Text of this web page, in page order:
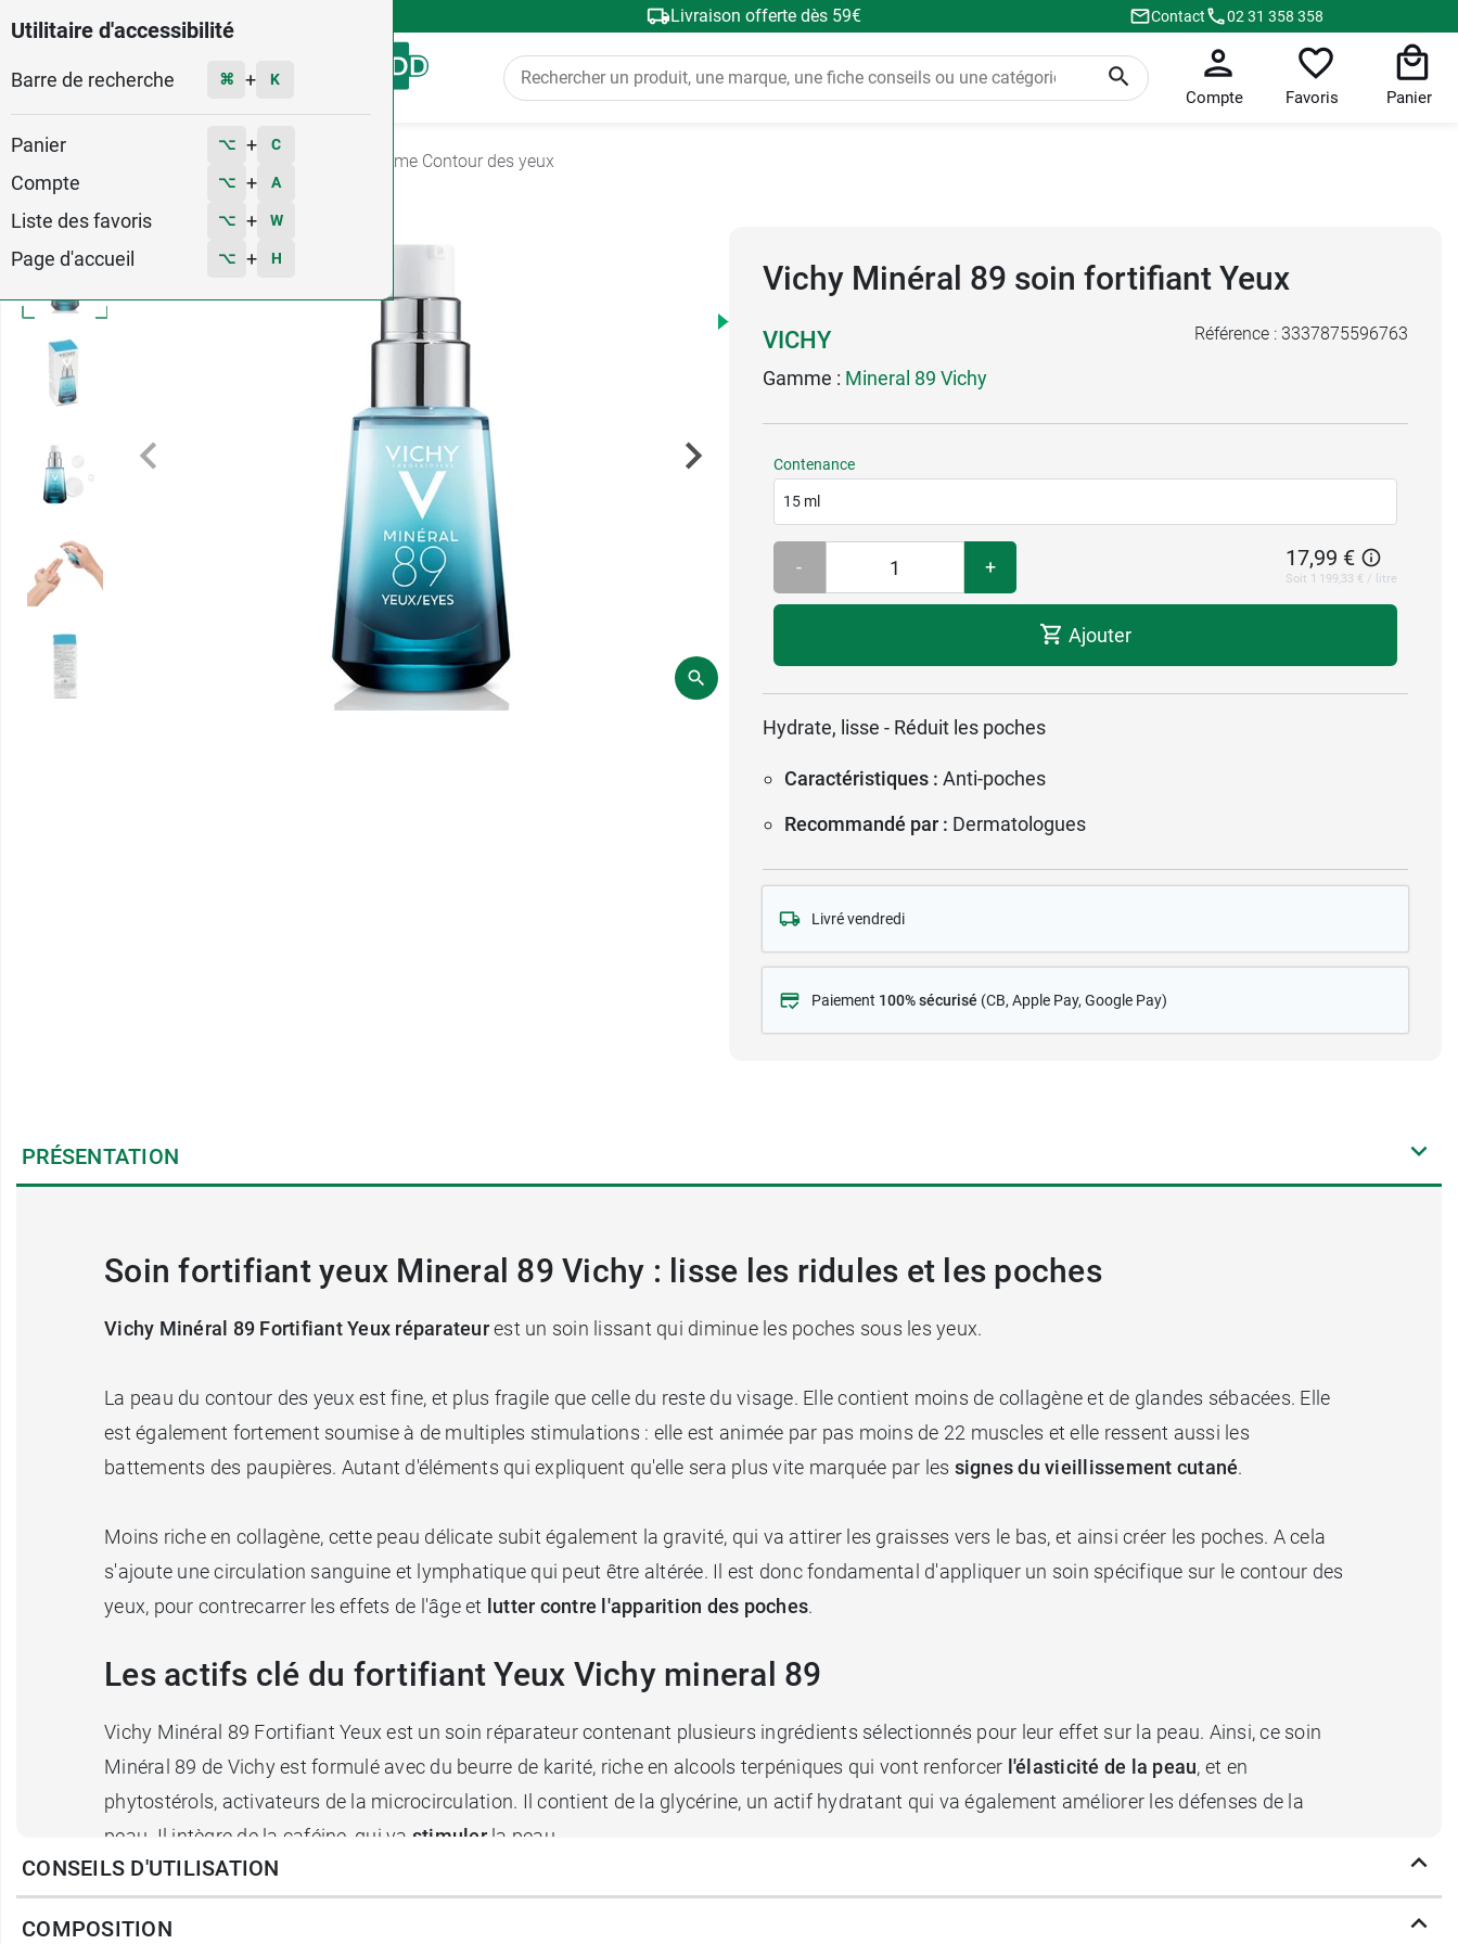
Utilitaire d'accessibilité
Barre de recherche ⌘ + K
Panier ⌥ + C
Compte ⌥ + A
Liste des favoris ⌥ + W
Page d'accueil ⌥ + H
Livraison offerte dès 59€ Contact 02 31 358 358
Menu
Compte Favoris Panier
Crème Contour des yeux
Vichy Minéral 89 soin fortifiant Yeux
VICHY
Gamme : Mineral 89 Vichy
Référence : 3337875596763
Contenance
15 ml
- + 17,99 €
Soit 1 199,33 € / litre
Ajouter
Hydrate, lisse - Réduit les poches
Caractéristiques : Anti-poches
Recommandé par : Dermatologues
Livré vendredi
Paiement 100% sécurisé (CB, Apple Pay, Google Pay)
PRÉSENTATION
Soin fortifiant yeux Mineral 89 Vichy : lisse les ridules et les poches
Vichy Minéral 89 Fortifiant Yeux réparateurest un soin lissant qui diminue les poches sous les yeux.
La peau du contour des yeux est fine, et plus fragile que celle du reste du visage. Elle contient moins de collagène et de glandes sébacées. Elle
est également fortement soumise à de multiples stimulations : elle est animée par pas moins de 22 muscles et elle ressent aussi les
battements des paupières. Autant d'éléments qui expliquent qu'elle sera plus vite marquée par les signes du vieillissement cutané.
Moins riche en collagène, cette peau délicate subit également la gravité, qui va attirer les graisses vers le bas, et ainsi créer les poches. A cela
s'ajoute une circulation sanguine et lymphatique qui peut être altérée. Il est donc fondamental d'appliquer un soin spécifique sur le contour des
yeux, pour contrecarrer les effets de l'âge et lutter contre l'apparition des poches.
Les actifs clé du fortifiant Yeux Vichy mineral 89
Vichy Minéral 89 Fortifiant Yeux est un soin réparateur contenant plusieurs ingrédients sélectionnés pour leur effet sur la peau. Ainsi, ce soin
Minéral 89 de Vichy est formulé avec du beurre de karité, riche en alcools terpéniques qui vont renforcer l'élasticité de la peau, et en
phytostérols, activateurs de la microcirculation. Il contient de la glycérine, un actif hydratant qui va également améliorer les défenses de la
peau. Il intègre de la caféine, qui va stimulerla peau.
L'acide hyaluronique de sa formule, très hydratant, permet un
poches. Enfin, l'extrait d'algue a des propriétés raffermissantes.
CONSEILS D'UTILISATION
COMPOSITION